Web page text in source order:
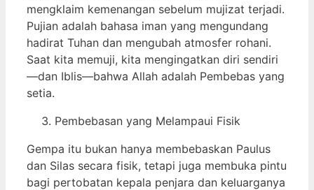
mengklaim kemenangan sebelum mujizat terjadi.
Pujian adalah bahasa iman yang mengundang
hadirat Tuhan dan mengubah atmosfer rohani.
Saat kita memuji, kita mengingatkan diri sendiri
—dan Iblis—bahwa Allah adalah Pembebas yang
setia.
Pembebasan yang Melampaui Fisik
Gempa itu bukan hanya membebaskan Paulus
dan Silas secara fisik, tetapi juga membuka pintu
bagi pertobatan kepala penjara dan keluarganya